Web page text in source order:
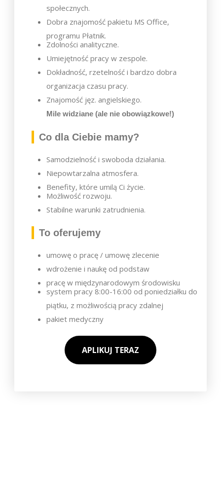
społecznych.
Dobra znajomość pakietu MS Office,
programu Płatnik.
Zdolności analityczne.
Umiejętność pracy w zespole.
Dokładność, rzetelność i bardzo dobra
organizacja czasu pracy.
Znajomość jęz. angielskiego.
Mile widziane (ale nie obowiązkowe!)
Co dla Ciebie mamy?
Samodzielność i swoboda działania.
Niepowtarzalna atmosfera.
Benefity, które umilą Ci życie.
Możliwość rozwoju.
Stabilne warunki zatrudnienia.
To oferujemy
umowę o pracę / umowę zlecenie
wdrożenie i naukę od podstaw
pracę w międzynarodowym środowisku
system pracy 8:00-16:00 od poniedziałku do
piątku, z możliwością pracy zdalnej
pakiet medyczny
APLIKUJ TERAZ